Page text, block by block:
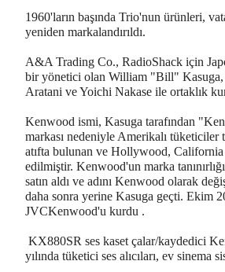
1960'ların başında Trio'nun ürünleri,
yeniden markalandırıldı.
A&A Trading Co., RadioShack için
bir yönetici olan William "Bill" Kasuga,
Aratani ve Yoichi Nakase ile ortaklık
Kenwood ismi, Kasuga tarafından
markası nedeniyle Amerikalı
atıfta bulunan ve Hollywood,
edilmiştir. Kenwood'un marka
satın aldı ve adını Kenwood olarak
daha sonra yerine Kasuga geçti. Ekim
JVCKenwood'u kurdu .
KX880SR ses kaset çalar/kaydedici
yılında tüketici ses alıcıları, ev